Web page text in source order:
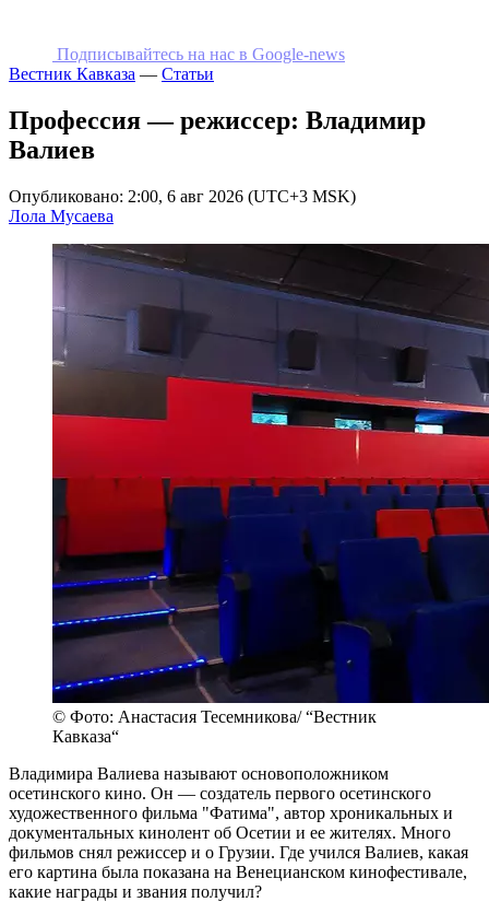
Подписывайтесь на наc в Google-news
Вестник Кавказа — Статьи
Профессия — режиссер: Владимир
Валиев
Опубликовано: 2:00, 6 авг 2026 (UTC+3 MSK)
Лола Мусаева
© Фото: Анастасия Тесемникова/ “Вестник
Кавказа“
Владимира Валиева называют основоположником
осетинского кино. Он — создатель первого осетинского
художественного фильма "Фатима", автор хроникальных и
документальных кинолент об Осетии и ее жителях. Много
фильмов снял режиссер и о Грузии. Где учился Валиев, какая
его картина была показана на Венецианском кинофестивале,
какие награды и звания получил?